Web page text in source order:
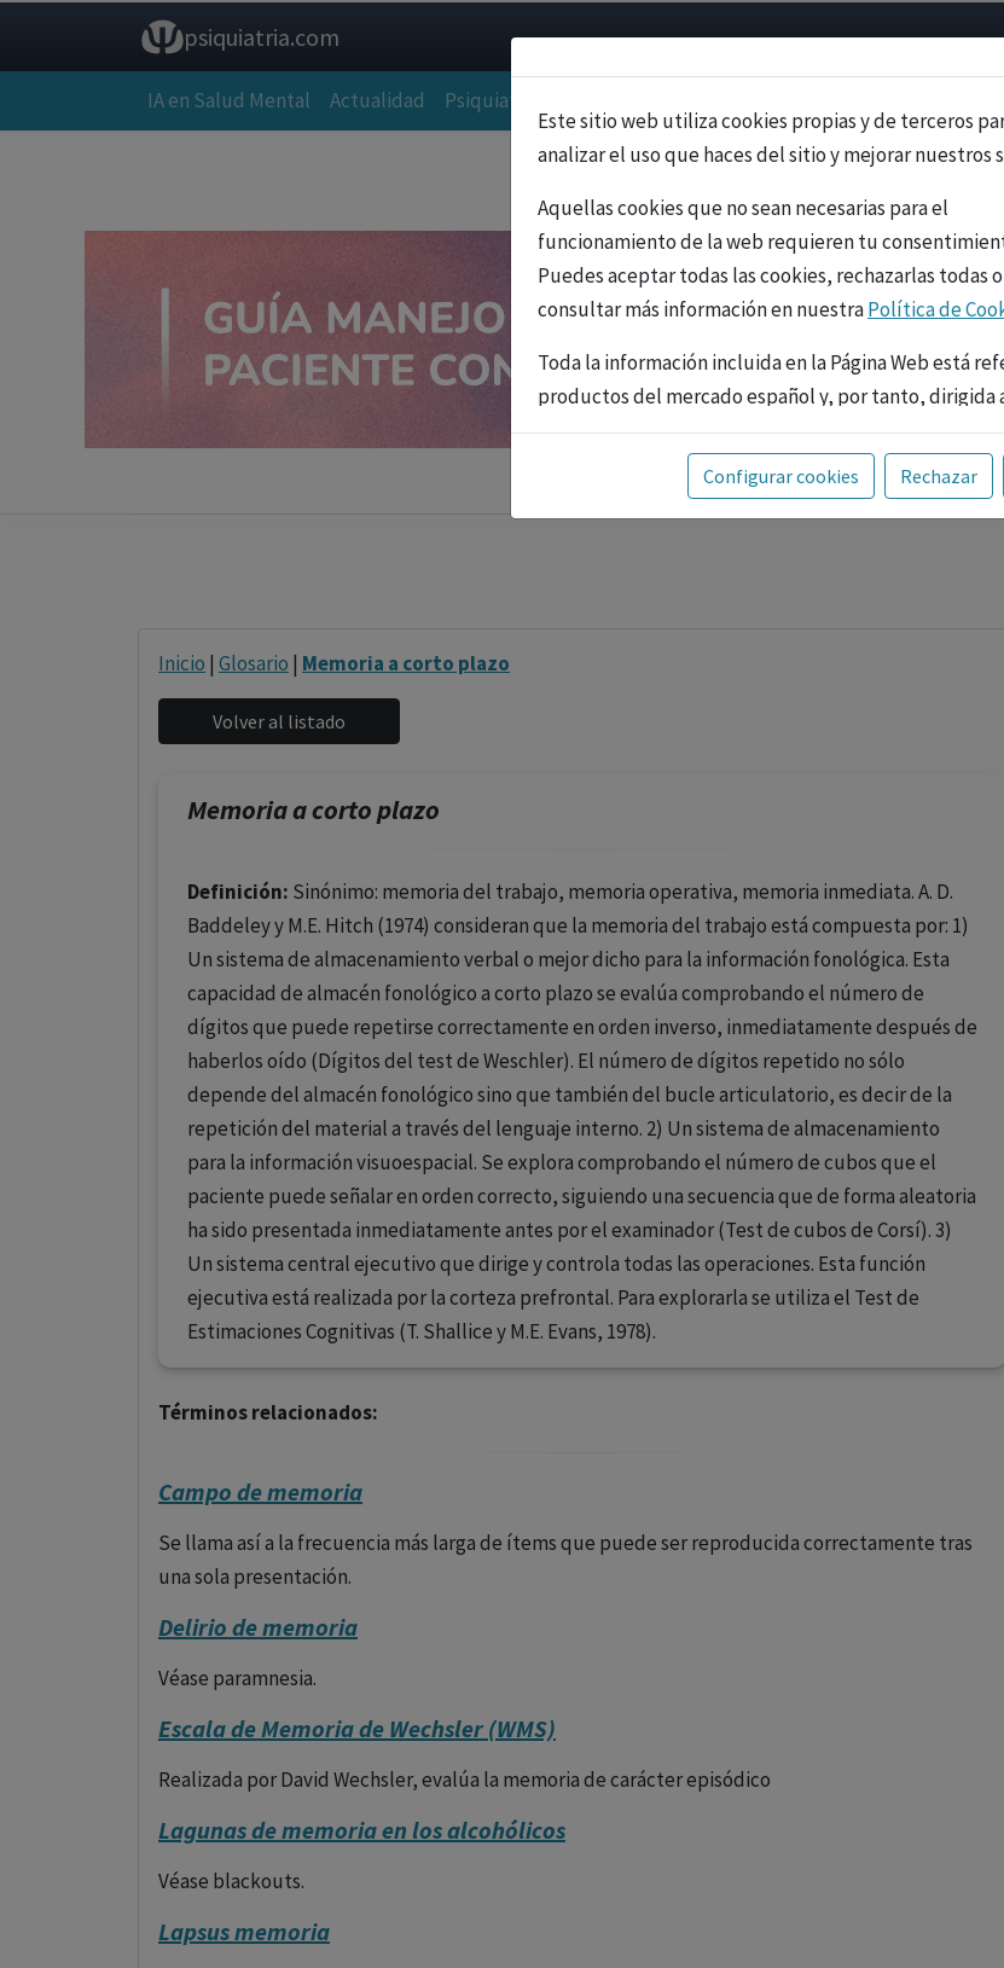
psiquiatria.com
IA en Salud Mental Actualidad Psiquiatría
Este sitio web utiliza cookies propias y de terceros
analizar el uso que haces del sitio y mejorar nuestros
Aquellas cookies que no sean necesarias para el
funcionamiento de la web requieren tu
Puedes aceptar todas las cookies, rechazarlas todas o
consultar más información en nuestraPolítica de
Toda la información incluida en la Página Web está
productos del mercado español y, por tanto, dirigida
profesionales sanitarios legalmente facultados para
prescribir o dispensar medicamentos con ejercicio
profesional. La información técnica de los fármacos
Configurar cookies Rechazar
Inicio | Glosario | Memoria a corto plazo
Memoria a corto plazo
Definición: Sinónimo: memoria del trabajo, memoria operativa, memoria inmediata. A. D.
Baddeley y M.E. Hitch (1974) consideran que la memoria del trabajo está compuesta por: 1)
Un sistema de almacenamiento verbal o mejor dicho para la información fonológica. Esta
capacidad de almacén fonológico a corto plazo se evalúa comprobando el número de
dígitos que puede repetirse correctamente en orden inverso, inmediatamente después de
haberlos oído (Dígitos del test de Weschler). El número de dígitos repetido no sólo
depende del almacén fonológico sino que también del bucle articulatorio, es decir de la
repetición del material a través del lenguaje interno. 2) Un sistema de almacenamiento
para la información visuoespacial. Se explora comprobando el número de cubos que el
paciente puede señalar en orden correcto, siguiendo una secuencia que de forma aleatoria
ha sido presentada inmediatamente antes por el examinador (Test de cubos de Corsí). 3)
Un sistema central ejecutivo que dirige y controla todas las operaciones. Esta función
ejecutiva está realizada por la corteza prefrontal. Para explorarla se utiliza el Test de
Estimaciones Cognitivas (T. Shallice y M.E. Evans, 1978).
Términos relacionados:
Campo de memoria
Se llama así a la frecuencia más larga de ítems que puede ser reproducida correctamente tras
una sola presentación.
Delirio de memoria
Véase paramnesia.
Escala de Memoria de Wechsler (WMS)
Realizada por David Wechsler, evalúa la memoria de carácter episódico
Lagunas de memoria en los alcohólicos
Véase blackouts.
Lapsus memoria